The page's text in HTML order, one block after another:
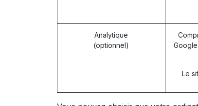
Analytique
(optionnel)
Le